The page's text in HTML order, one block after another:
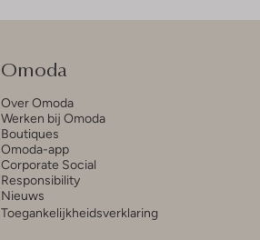
Omoda
Over Omoda
Werken bij Omoda
Boutiques
Omoda-app
Corporate Social
Responsibility
Nieuws
Toegankelijkheidsverklaring